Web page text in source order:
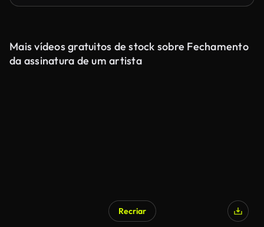
Mais vídeos gratuitos de stock sobre Fechamento
da assinatura de um artista
Recriar